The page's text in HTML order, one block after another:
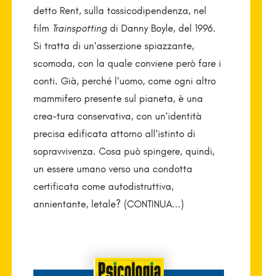
detto Rent, sulla tossicodipendenza, nel
film Trainspottingdi Danny Boyle, del 1996.
Si tratta di un’asserzione spiazzante,
scomoda, con la quale conviene però fare i
conti. Già, perché l’uomo, come ogni altro
mammifero presente sul pianeta, è una
crea-tura conservativa, con un’identità
precisa edificata attorno all’istinto di
sopravvivenza. Cosa può spingere, quindi,
un essere umano verso una condotta
certificata come autodistruttiva,
annientante, letale? (CONTINUA...)